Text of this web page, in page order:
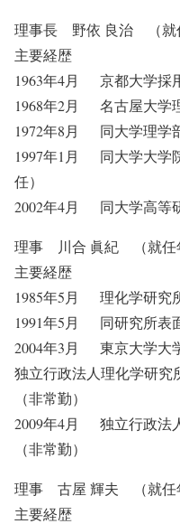
理事長 野依 良治 （就任
主要経歴
1963年4月 京都大学採
1968年2月 名古屋大学
1972年8月 同大学理学
1997年1月 同大学大学
任）
2002年4月 同大学高等
理事 川合 眞紀 （就任
主要経歴
1985年5月 理化学研究
1991年5月 同研究所表
2004年3月 東京大学大
独立行政法人理化学研究
（非常勤）
2009年4月 独立行政法
（非常勤）
理事 古屋 輝夫 （就任
主要経歴